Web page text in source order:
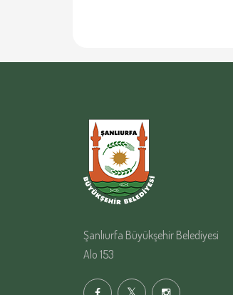
Şanlıurfa Büyükşehir Belediyesi
Alo 153